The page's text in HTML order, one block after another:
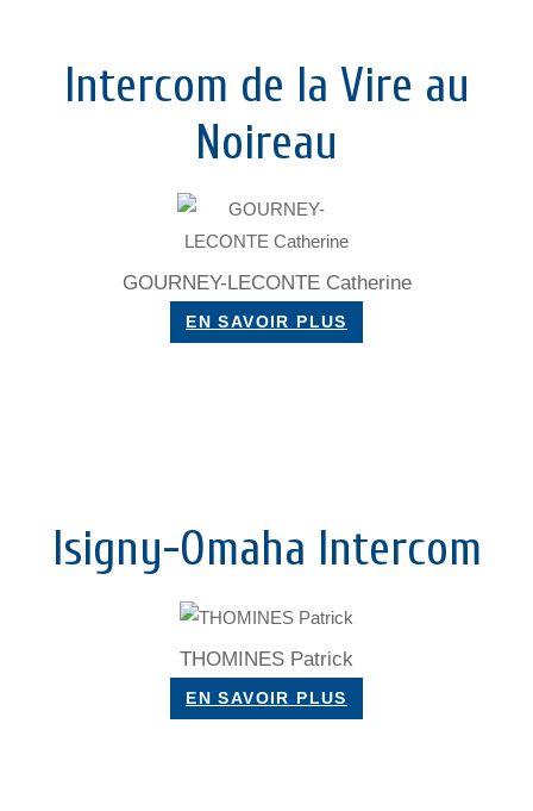
Intercom de la Vire au
Noireau
GOURNEY-LECONTE Catherine
EN SAVOIR PLUS
Isigny-Omaha Intercom
THOMINES Patrick
EN SAVOIR PLUS